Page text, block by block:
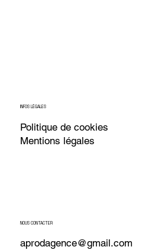
INFOS LÉGALES
Politique de cookies
Mentions légales
NOUS CONTACTER
aprodagence@gmail.com